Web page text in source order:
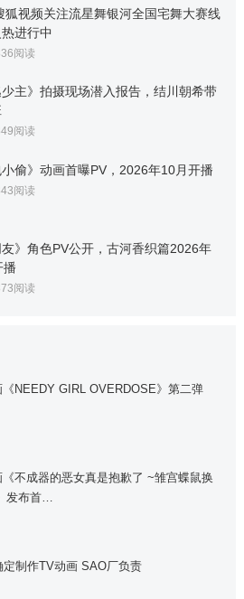
狐视频关注流星舞银河全国宅舞大赛线
热进行中
阅读
少主》拍摄现场潜入报告，结川朝希带
阅读
小偷》动画首曝PV，2026年10月开播
阅读
友》角色PV公开，古河香织篇2026年
播
阅读
NEEDY GIRL OVERDOSE》第二弹
不成器的恶女真是抱歉了 ~雏宫蝶鼠换
发布首…
定制作TV动画 SAO厂负责